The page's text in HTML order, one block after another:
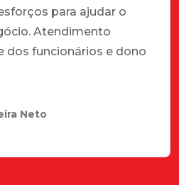
para ajudar o
Atendimento
dos funcionários e dono
Neto